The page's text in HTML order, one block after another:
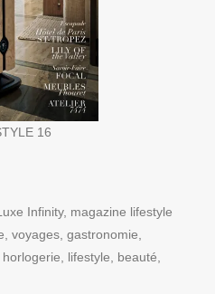
16
Infinity, magazine lifestyle
voyages, gastronomie,
lifestyle, beauté,